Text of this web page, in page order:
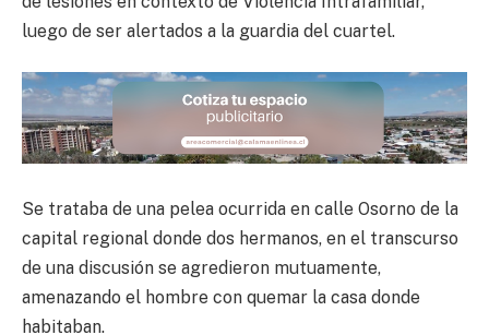
luego de ser alertados a la guardia del cuartel.
Se trataba de una pelea ocurrida en calle Osorno de la
capital regional donde dos hermanos, en el transcurso
de una discusión se agredieron mutuamente,
amenazando el hombre con quemar la casa donde
habitaban.